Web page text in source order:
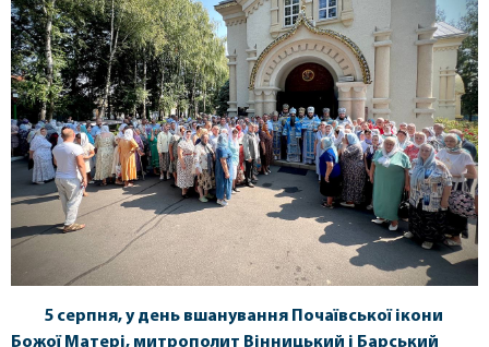
5 серпня, у день вшанування Почаївської ікони
Божої Матері, митрополит Вінницький і Барський